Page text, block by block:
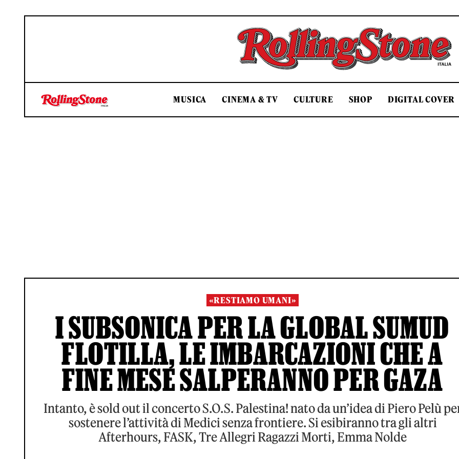
Rolling Stone Italia
MUSICA CINEMA & TV CULTURE SHOP DIGITAL COVER
«RESTIAMO UMANI»
I SUBSONICA PER LA GLOBAL SUMUD
FLOTILLA, LE IMBARCAZIONI CHE A
FINE MESE SALPERANNO PER GAZA
Intanto, è sold out il concerto S.O.S. Palestina! nato da un’idea di Piero Pelù
sostenere l’attività di Medici senza frontiere. Si esibiranno tra gli altri
Afterhours, FASK, Tre Allegri Ragazzi Morti, Emma Nolde